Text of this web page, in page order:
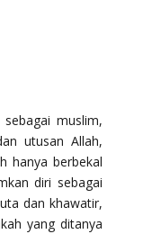
muslim,
utusan Allah,
hanya berbekal
diri sebagai
dan khawatir,
yang ditanya